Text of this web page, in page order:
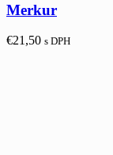
Merkur
€21,50 s DPH